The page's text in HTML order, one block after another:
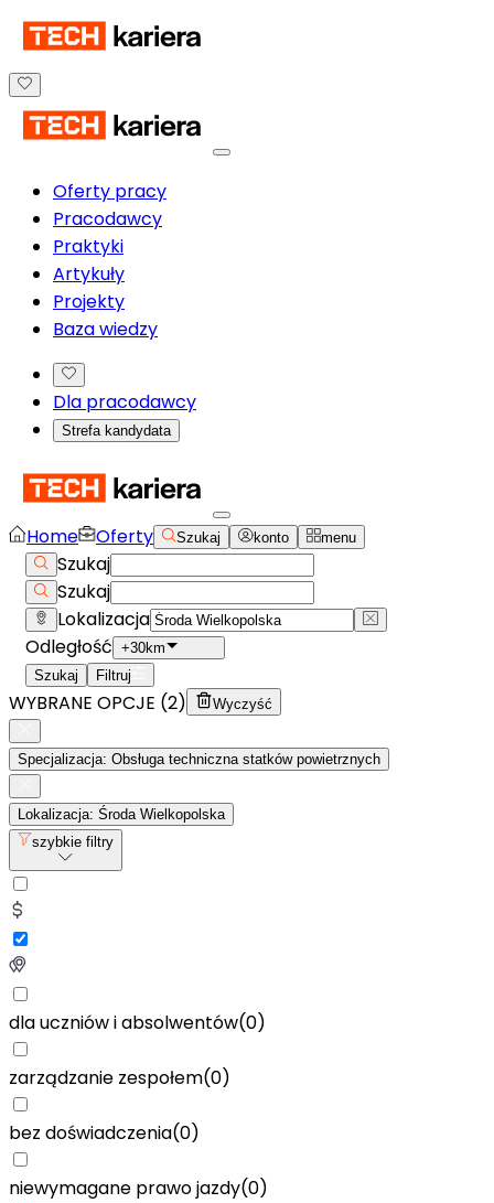
Oferty pracy
Pracodawcy
Praktyki
Artykuły
Projekty
Baza wiedzy
Dla pracodawcy
Strefa kandydata
Home Oferty Szukaj konto menu
Szukaj
Szukaj
Lokalizacja
Odległość +30km
Szukaj
Filtruj
WYBRANE OPCJE (2) Wyczyść
Specjalizacja: Obsługa techniczna statków powietrznych
Lokalizacja: Środa Wielkopolska
szybkie filtry
dla uczniów i absolwentów(0)
zarządzanie zespołem(0)
bez doświadczenia(0)
niewymagane prawo jazdy(0)